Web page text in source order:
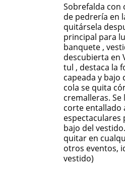
Sobrefalda con
de pedrería en
quitársela
principal para
banquete ,
descubierta en
tul , destaca la
capeada y bajo
cola se quita
cremalleras.
corte entallado
espectaculares
bajo del
quitar en
otros eventos,
vestido)